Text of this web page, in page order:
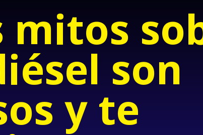
mitos
son
y te